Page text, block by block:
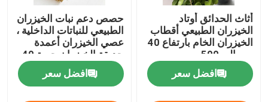
أثاث الحدائق أوتاد
الخيزران الطبيعي أقطاب
الخيزران الخام بارتفاع 40
سم إلى 500 سم
افضل سعر
حصص دعم نبات الخيزران
الطبيعي للنباتات الداخلية ،
عصي الخيزران أعمدة
حديقة الخيزران حصة 40
سم 595 سم
افضل سعر